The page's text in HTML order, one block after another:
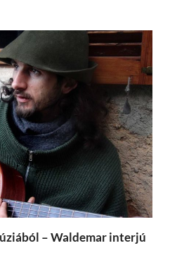
– Waldemar interjú